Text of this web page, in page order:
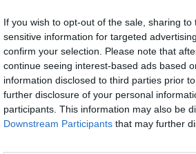
If you wish to opt-out of the sale, sharing
sensitive information for targeted
confirm your selection. Please note that
continue seeing interest-based ads based
information disclosed to third parties prior
further disclosure of your personal
participants. This information may also be
Downstream Participants that may further
věci výstavby zpevněné
včetně žádosti o neodkladné
Národní přírodní rezervace Šerák-
Keprník se v těchto dnech
proměnila ve staveniště: bagry,
nakladač, dvě dodávky, hromada
materiálu a do dáli slyšitelný hluk